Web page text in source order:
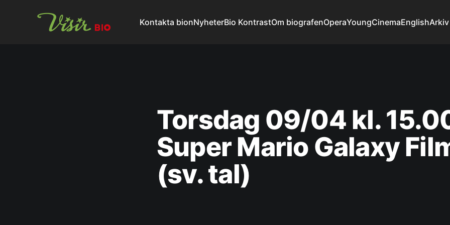
Kontakta bionNyheterBio KontrastOm biografenOperaYoungCinemaEnglishArkiv
Torsdag 09/04 kl. 15.00
Super Mario Galaxy
(sv. tal)